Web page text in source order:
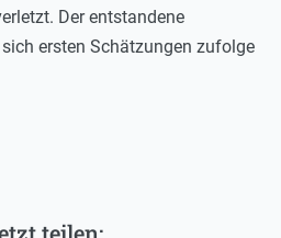
Der entstandene
ersten Schätzungen zufolge